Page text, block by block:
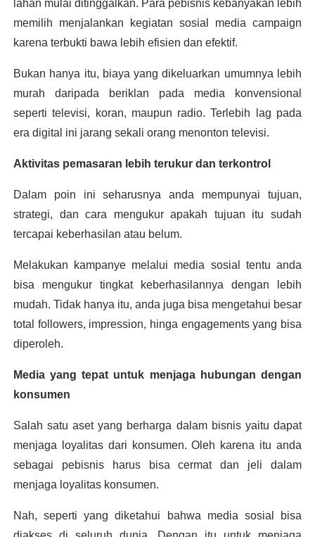
lahan mulai ditinggalkan. Para pebisnis kebanyakan lebih
memilih menjalankan kegiatan sosial media campaign
karena terbukti bawa lebih efisien dan efektif.
Bukan hanya itu, biaya yang dikeluarkan umumnya lebih
murah daripada beriklan pada media konvensional
seperti televisi, koran, maupun radio. Terlebih lag pada
era digital ini jarang sekali orang menonton televisi.
Aktivitas pemasaran lebih terukur dan terkontrol
Dalam poin ini seharusnya anda mempunyai tujuan,
strategi, dan cara mengukur apakah tujuan itu sudah
tercapai keberhasilan atau belum.
Melakukan kampanye melalui media sosial tentu anda
bisa mengukur tingkat keberhasilannya dengan lebih
mudah. Tidak hanya itu, anda juga bisa mengetahui besar
total followers, impression, hinga engagements yang bisa
diperoleh.
Media yang tepat untuk menjaga hubungan dengan
konsumen
Salah satu aset yang berharga dalam bisnis yaitu dapat
menjaga loyalitas dari konsumen. Oleh karena itu anda
sebagai pebisnis harus bisa cermat dan jeli dalam
menjaga loyalitas konsumen.
Nah, seperti yang diketahui bahwa media sosial bisa